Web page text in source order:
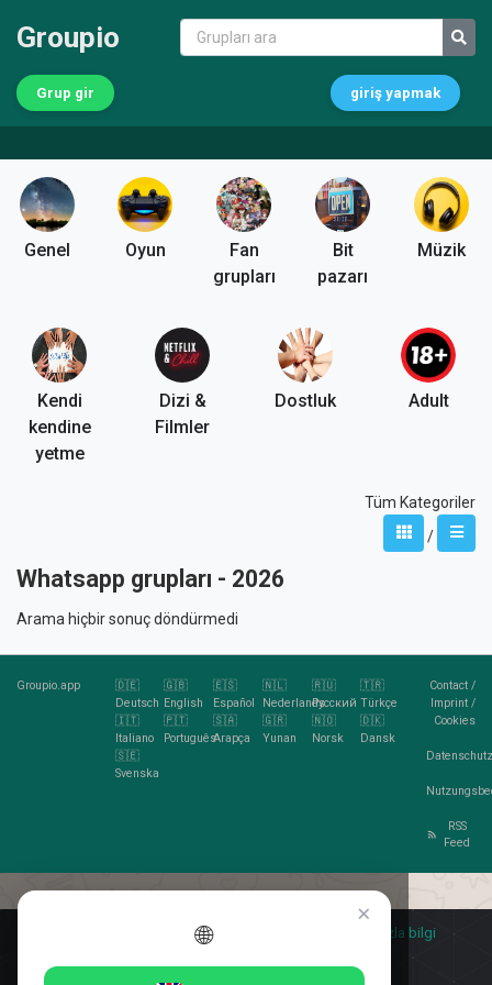
Groupio
Grup gir giriş yapmak
Genel Oyun
Fan
grupları
Bit
pazarı
Müzik
Kendi
kendine
yetme
Dizi &
Filmler
Dostluk Adult
Tüm Kategoriler
/
Whatsapp grupları - 2026
Arama hiçbir sonuç döndürmedi
Groupio.app
🇩🇪
Deutsch
🇬🇧
English
🇪🇸
Español
🇳🇱
Nederlands
🇷🇺
Pусский
🇹🇷
Türkçe
🇮🇹
Italiano
🇵🇹
Português
🇸🇦
Arapça
🇬🇷
Yunan
🇳🇴
Norsk
🇩🇰
Dansk
🇸🇪
Svenska
Contact/
Imprint/
Cookies
RSS
Feed
Kurabiye sever misin? daha fazla bilgi
×
🌐